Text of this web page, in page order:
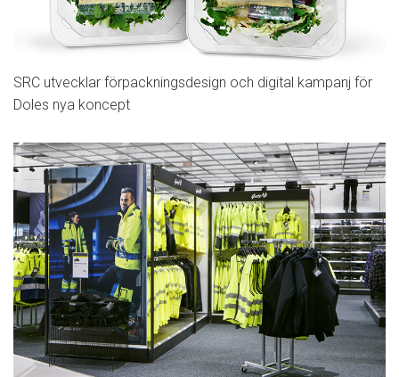
SRC utvecklar förpackningsdesign och digital kampanj för
Doles nya koncept